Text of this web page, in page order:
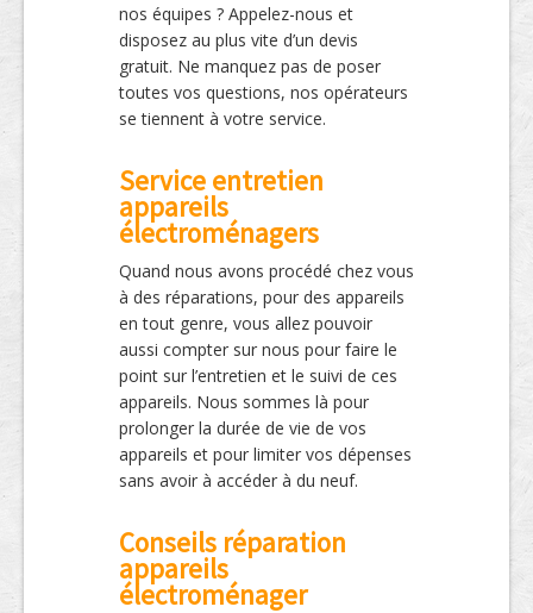
nos équipes ? Appelez-nous et
disposez au plus vite d’un devis
gratuit. Ne manquez pas de poser
toutes vos questions, nos opérateurs
se tiennent à votre service.
Service entretien
appareils
électroménagers
Quand nous avons procédé chez vous
à des réparations, pour des appareils
en tout genre, vous allez pouvoir
aussi compter sur nous pour faire le
point sur l’entretien et le suivi de ces
appareils. Nous sommes là pour
prolonger la durée de vie de vos
appareils et pour limiter vos dépenses
sans avoir à accéder à du neuf.
Conseils réparation
appareils
électroménager